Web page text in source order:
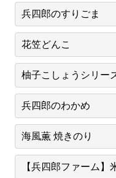
兵四郎のすりごま
花笠どんこ
柚子こしょうシリー
兵四郎のわかめ
海風薫 焼きのり
【兵四郎ファーム】